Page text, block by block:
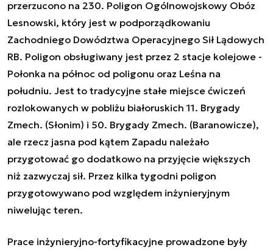
przerzucono na 230. Poligon Ogólnowojskowy Obóz
Lesnowski, który jest w podporządkowaniu
Zachodniego Dowództwa Operacyjnego Sił Lądowych
RB. Poligon obsługiwany jest przez 2 stacje kolejowe -
Połonka na północ od poligonu oraz Leśna na
południu. Jest to tradycyjne stałe miejsce ćwiczeń
rozlokowanych w pobliżu białoruskich 11. Brygady
Zmech. (Słonim) i 50. Brygady Zmech. (Baranowicze),
ale rzecz jasna pod kątem Zapadu należało
przygotować go dodatkowo na przyjęcie większych
niż zazwyczaj sił. Przez kilka tygodni poligon
przygotowywano pod względem inżynieryjnym
niwelując teren.
Prace inżynieryjno-fortyfikacyjne prowadzone były